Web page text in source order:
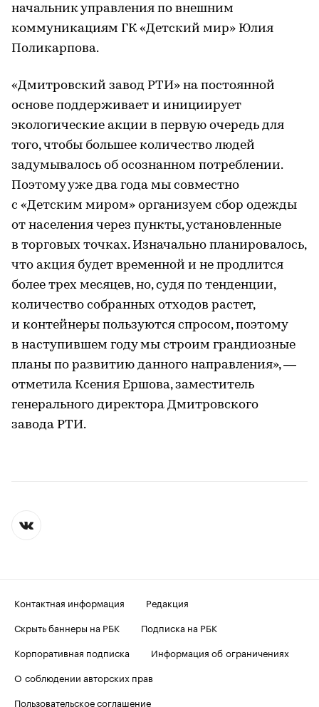
начальник управления по внешним
коммуникациям ГК «Детский мир» Юлия
Поликарпова.
«Дмитровский завод РТИ» на постоянной
основе поддерживает и инициирует
экологические акции в первую очередь для
того, чтобы большее количество людей
задумывалось об осознанном потреблении.
Поэтому уже два года мы совместно
с «Детским миром» организуем сбор одежды
от населения через пункты, установленные
в торговых точках. Изначально планировалось,
что акция будет временной и не продлится
более трех месяцев, но, судя по тенденции,
количество собранных отходов растет,
и контейнеры пользуются спросом, поэтому
в наступившем году мы строим грандиозные
планы по развитию данного направления», —
отметила Ксения Ершова, заместитель
генерального директора Дмитровского
завода РТИ.
Контактная информация
Редакция
Скрыть баннеры на РБК
Подписка на РБК
Корпоративная подписка
Информация об ограничениях
О соблюдении авторских прав
Пользовательское соглашение